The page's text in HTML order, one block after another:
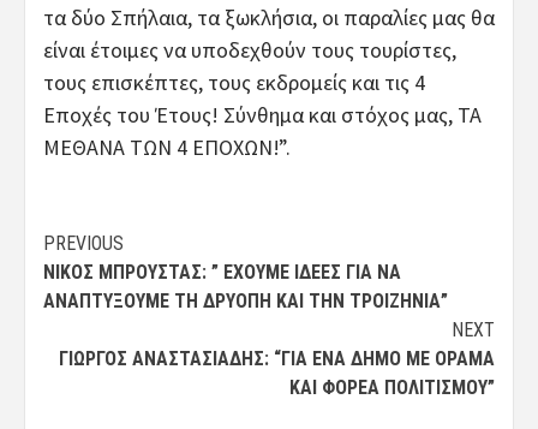
τα δύο Σπήλαια, τα ξωκλήσια, οι παραλίες μας θα
είναι έτοιμες να υποδεχθούν τους τουρίστες,
τους επισκέπτες, τους εκδρομείς και τις 4
Εποχές του Έτους! Σύνθημα και στόχος μας, ΤΑ
ΜΕΘΑΝΑ ΤΩΝ 4 ΕΠΟΧΩΝ!”.
Post
navigation
PREVIOUS
ΝΊΚΟΣ ΜΠΡΟΎΣΤΑΣ: ” ΈΧΟΥΜΕ ΙΔΈΕΣ ΓΙΑ ΝΑ
ΑΝΑΠΤΎΞΟΥΜΕ ΤΗ ΔΡΥΌΠΗ ΚΑΙ ΤΗΝ ΤΡΟΙΖΗΝΊΑ”
NEXT
ΓΙΏΡΓΟΣ ΑΝΑΣΤΑΣΙΆΔΗΣ: “ΓΙΑ ΈΝΑ ΔΉΜΟ ΜΕ ΌΡΑΜΑ
ΚΑΙ ΦΟΡΈΑ ΠΟΛΙΤΙΣΜΟΎ”